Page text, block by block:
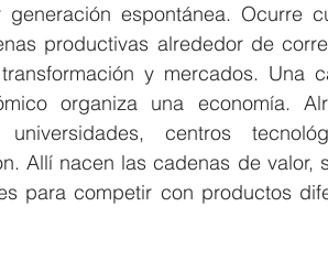
espontánea. Ocurre
productivas alrededor de
y mercados. Una
organiza una economía.
universidades, centros
Allí nacen las cadenas de valor,
para competir con productos